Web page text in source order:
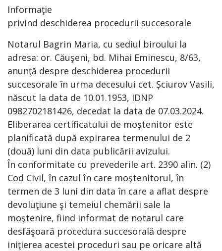
Informaţie
privind deschiderea procedurii succesorale
Notarul Bagrin Maria, cu sediul biroului la
adresa: or. Căuşeni, bd. Mihai Eminescu, 8/63,
anunţă despre deschiderea procedurii
succesorale în urma decesului cet. Șciurov Vasili,
născut la data de 10.01.1953, IDNP
0982702181426, decedat la data de 07.03.2024.
Eliberarea certificatului de moştenitor este
planificată după expirarea termenului de 2
(două) luni din data publicării avizului.
În conformitate cu prevederile art. 2390 alin. (2)
Cod Civil, în cazul în care moştenitorul, în
termen de 3 luni din data în care a aflat despre
devoluţiune şi temeiul chemării sale la
moştenire, fiind informat de notarul care
desfăşoară procedura succesorală despre
iniţierea acestei proceduri sau pe oricare altă